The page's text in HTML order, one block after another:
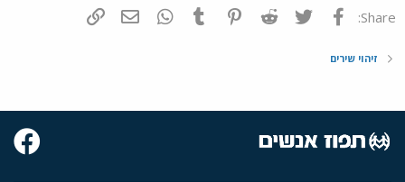
Share: פייסבוק Twitter
Reddit
Pinterest
Tumblr
WhatsAppדואר אלקטרוני
זיהוי שירים